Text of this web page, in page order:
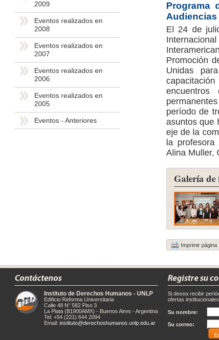
2009
Eventos realizados en
2008
Eventos realizados en
2007
Eventos realizados en
2006
Eventos realizados en
2005
Eventos - Anteriores
Programa
Audiencias
El 24 de
Promoción
Unidas
período de
asuntos que
eje de la
la
Alina Muller,
Galería de
Imprimir página
Contáctenos
Instituto de Derechos Humanos - UNLP
Edificio Reforma Universitaria
Calle 48 N° 582 Piso 3
La Plata (B1900AMX) - Buenos Aires - Argentina
Tel: +54 (221) 644 2094
Email: instituto@derechoshumanos.unlp.edu.ar
Registre su
Si desea recibir
ofertas
Su nombre:
Su correo: